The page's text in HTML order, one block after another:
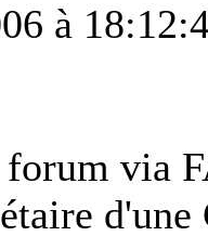
à
via